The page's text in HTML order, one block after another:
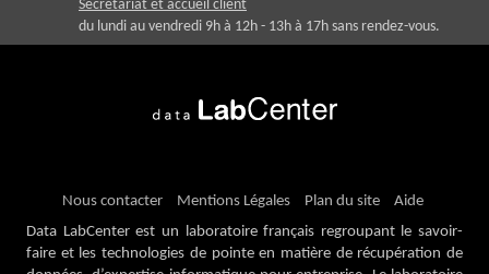
Secrétariat et accueil client
du lundi au vendredi 9h à 12h - 13h à 17h sans rendez-vous.
Nous contacter Mentions Légales Plan du site
Aide
Data LabCenter est un laboratoire français regroupant le savoir-
faire et les technologies de pointe en matière de récupération de